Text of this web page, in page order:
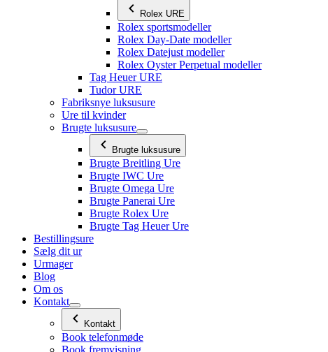
Rolex URE
Rolex sportsmodeller
Rolex Day-Date modeller
Rolex Datejust modeller
Rolex Oyster Perpetual modeller
Tag Heuer URE
Tudor URE
Fabriksnye luksusure
Ure til kvinder
Brugte luksusure
Brugte luksusure
Brugte Breitling Ure
Brugte IWC Ure
Brugte Omega Ure
Brugte Panerai Ure
Brugte Rolex Ure
Brugte Tag Heuer Ure
Bestillingsure
Sælg dit ur
Urmager
Blog
Om os
Kontakt
Kontakt
Book telefonmøde
Book fremvisning